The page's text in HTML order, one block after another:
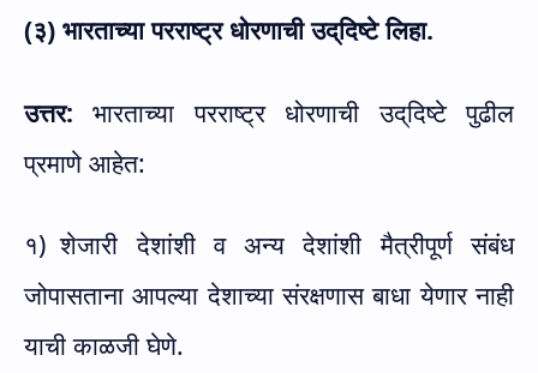
(३) भारताच्या परराष्ट्र धोरणाची उद्‌दिष्टे लिहा.
उत्तर:भारताच्या परराष्ट्र धोरणाची उद्‌दिष्टे पुढील
प्रमाणे आहेत:
१) शेजारी देशांशी व अन्य देशांशी मैत्रीपूर्ण संबंध
जोपासताना आपल्या देशाच्या संरक्षणास बाधा येणार नाही
याची काळजी घेणे.